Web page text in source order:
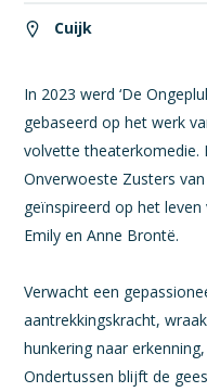
Cuijk
In 2023 werd ‘De
gebaseerd op het werk
volvette theaterkomedie.
Onverwoeste Zusters
geïnspireerd op het
Emily en Anne Brontë.
Verwacht een
aantrekkingskracht,
hunkering naar
Ondertussen blijft de